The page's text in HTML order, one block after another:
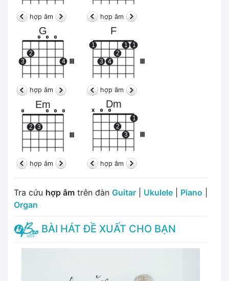
hợp âm hợp âm
G
III
3
2
o o o
4
hợp âm
F
1
3 4
2
1 1
hợp âm
Em
III
o
2 3
o o o
hợp âm
Dm
x o o
2
3
1
hợp âm
Tra cứu hợp âm trên đàn Guitar Ukulele Piano
Organ
BÀI HÁT ĐỀ XUẤT CHO BẠN